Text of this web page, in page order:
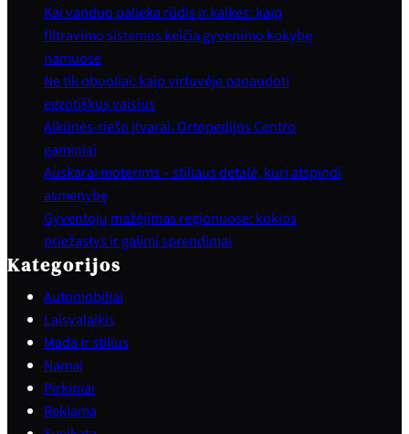
Kai vanduo palieka rūdis ir kalkes: kaip
filtravimo sistemos keičia gyvenimo kokybę
namuose
Ne tik obuoliai: kaip virtuvėje panaudoti
egzotiškus vaisius
Alkūnės-riešo įtvarai. Ortopedijos Centro
gaminiai
Auskarai moterims – stiliaus detalė, kuri atspindi
asmenybę
Gyventojų mažėjimas regionuose: kokios
priežastys ir galimi sprendimai
Kategorijos
Automobiliai
Laisvalaikis
Mada ir stilius
Namai
Pirkiniai
Reklama